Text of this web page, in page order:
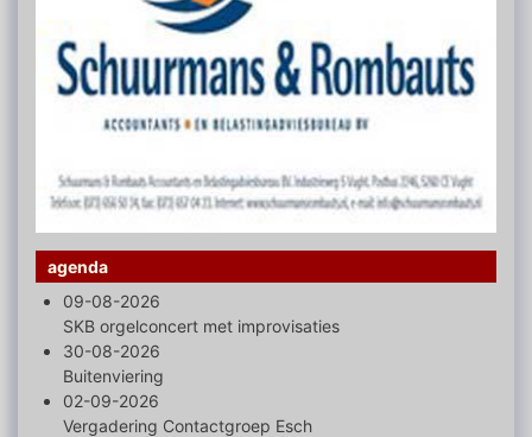
agenda
09-08-2026
SKB orgelconcert met improvisaties
30-08-2026
Buitenviering
02-09-2026
Vergadering Contactgroep Esch